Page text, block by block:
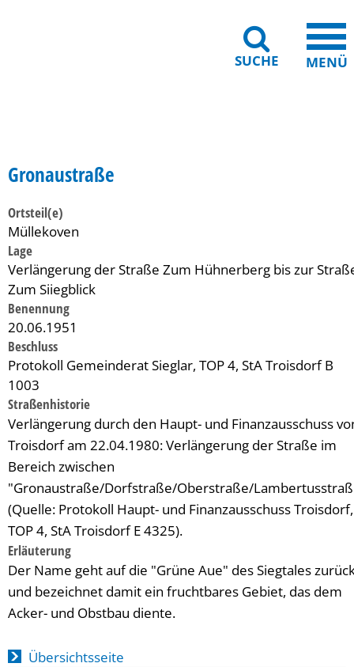
SUCHE MENÜ
Gronaustraße
Ortsteil(e)
Müllekoven
Lage
Verlängerung der Straße Zum Hühnerberg bis zur
Zum Siiegblick
Benennung
20.06.1951
Beschluss
Protokoll Gemeinderat Sieglar, TOP 4, StA Troisdorf B
1003
Straßenhistorie
Verlängerung durch den Haupt- und Finanzausschuss
Troisdorf am 22.04.1980: Verlängerung der Straße im
Bereich zwischen
"Gronaustraße/Dorfstraße/Oberstraße/
(Quelle: Protokoll Haupt- und Finanzausschuss Troisdorf,
TOP 4, StA Troisdorf E 4325).
Erläuterung
Der Name geht auf die "Grüne Aue" des Siegtales
und bezeichnet damit ein fruchtbares Gebiet, das dem
Acker- und Obstbau diente.
Übersichtsseite